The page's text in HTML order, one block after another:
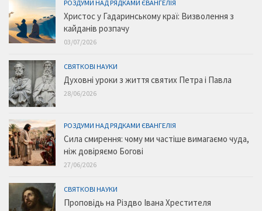
РОЗДУМИ НАД РЯДКАМИ ЄВАНГЕЛІЯ
Христос у Гадаринському краї: Визволення з
кайданів розпачу
03/07/2026
СВЯТКОВІ НАУКИ
Духовні уроки з життя святих Петра і Павла
28/06/2026
РОЗДУМИ НАД РЯДКАМИ ЄВАНГЕЛІЯ
Сила смирення: чому ми частіше вимагаємо чуда,
ніж довіряємо Богові
27/06/2026
СВЯТКОВІ НАУКИ
Проповідь на Різдво Івана Хрестителя